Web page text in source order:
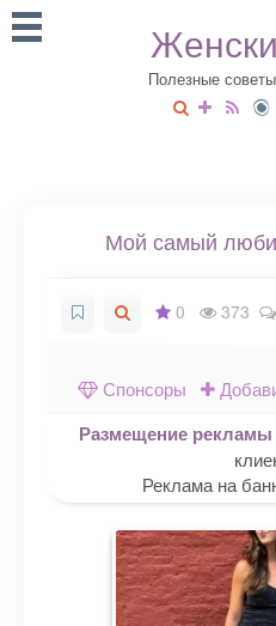
Полезные
Мой самый
0 373
Спонсоры
Размещение рекламы
Реклама на